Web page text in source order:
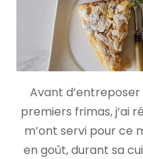
Avant
premiers frimas, j’ai
m’ont servi pour ce
en goût, durant sa